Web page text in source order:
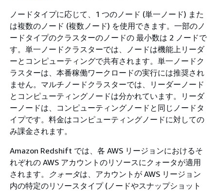
ノードタイプに応じて、1 つのノード (単一ノード) また
は複数のノード (複数ノード) を使用できます。一部のノ
ードタイプのクラスターのノードの 最小数は 2 ノードで
す。単一ノードクラスターでは、ノードは機能上リーダ
ーとコンピューティングで共有されます。単一ノードク
ラスターは、本番稼働ワークロードの実行には推奨され
ません。マルチノードクラスターでは、リーダーノード
とコンピューティングノードは分かれています。リーダ
ーノードは、コンピューティングノードと同じノードタ
イプです。料金はコンピューティングノードに対しての
み課金されます。
Amazon Redshift では、各 AWS リージョンにおけるそ
れぞれの AWS アカウントのリソースにクォータが適用
されます。
クォータは、アカウントが AWS リージョン
内の特定のリソースタイプ (ノードやスナップショット